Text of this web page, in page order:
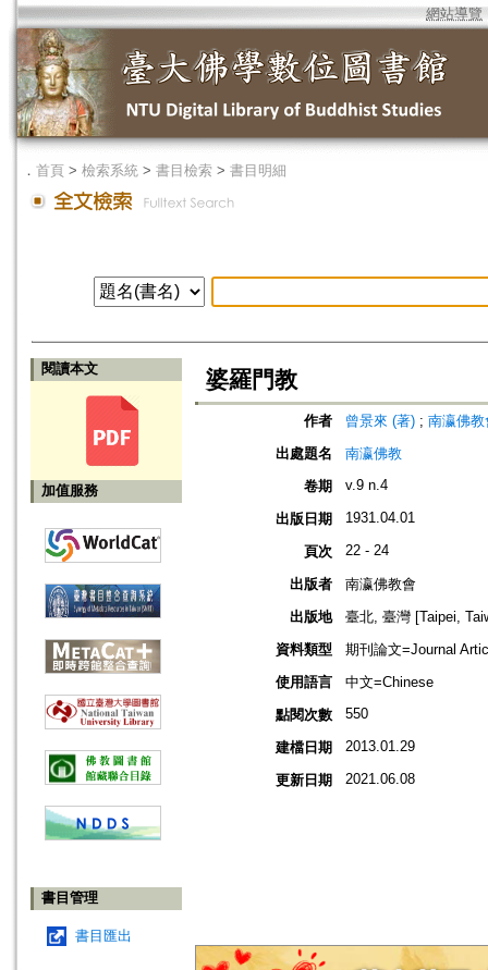
網站導覽
． 首頁 > 檢索系統 > 書目檢索 > 書目明細
閱讀本文
加值服務
書目管理
書目匯出
婆羅門教
作者 曾景來 (著) ; 南瀛佛
出處題名
南瀛佛教
卷期
v.9 n.4
出版日期 1931.04.01
頁次 22 - 24
出版者
南瀛佛教會
出版地
臺北, 臺灣 [Taipei,
資料類型
期刊論文=Journal
使用語言
中文=Chinese
點閱次數
550
建檔日期 2013.01.29
更新日期 2021.06.08